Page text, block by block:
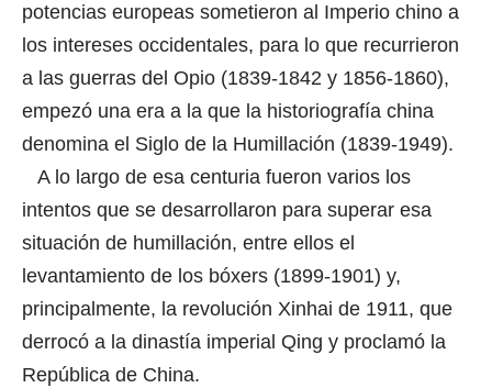
potencias europeas sometieron al Imperio chino a
los intereses occidentales, para lo que recurrieron
a las guerras del Opio (1839-1842 y 1856-1860),
empezó una era a la que la historiografía china
denomina el Siglo de la Humillación (1839-1949).
A lo largo de esa centuria fueron varios los
intentos que se desarrollaron para superar esa
situación de humillación, entre ellos el
levantamiento de los bóxers (1899-1901) y,
principalmente, la revolución Xinhai de 1911, que
derrocó a la dinastía imperial Qing y proclamó la
República de China.